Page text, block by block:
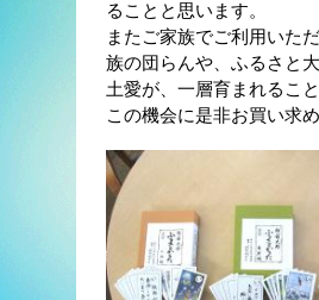
ることと思います。
またご家族でご利用いた
族の団らんや、ふるさと
土愛が、一層育まれること
この機会に是非お買い求め